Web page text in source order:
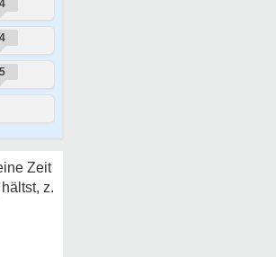
4
4
5
Zeit
z.